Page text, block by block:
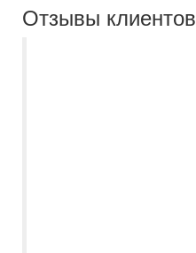
Отзывы клиентов